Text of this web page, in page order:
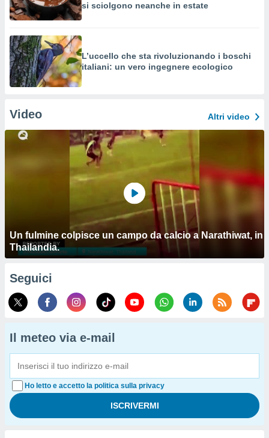
si sciolgono neanche in estate
L’uccello che sta rivoluzionando i boschi
italiani: un vero ingegnere ecologico
Video Altri video
Un fulmine colpisce un campo da calcio a Narathiwat, in
Thailandia.
Seguici
Il meteo via e-mail
Ho letto e accetto la politica sulla privacy